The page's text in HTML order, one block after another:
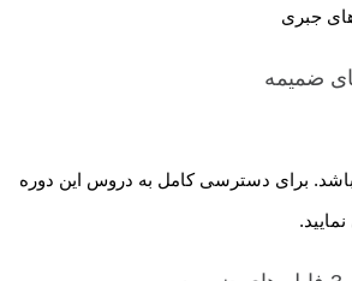
جبری
ضمیمه
برای دسترسی کامل به دروس این دوره